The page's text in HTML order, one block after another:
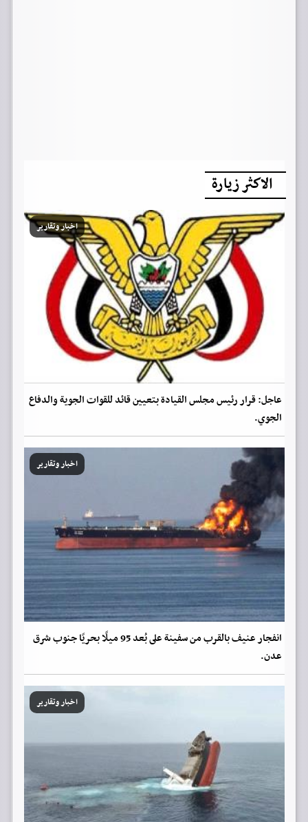
الاكثر زيارة
اخبار وتقارير
عاجل: قرار رئيس مجلس القيادة بتعيين قائد للقوات الجوية والدفاع
الجوي.
اخبار وتقارير
انفجار عنيف بالقرب من سفينة على بُعد 95 ميلًا بحريًا جنوب شرق
عدن.
اخبار وتقارير